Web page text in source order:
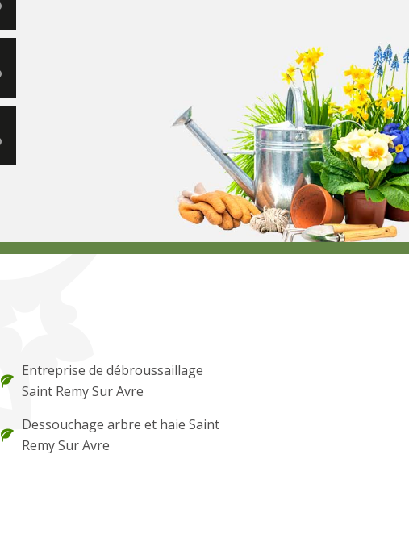
Entreprise de débroussaillage
Saint Remy Sur Avre
Dessouchage arbre et haie Saint
Remy Sur Avre